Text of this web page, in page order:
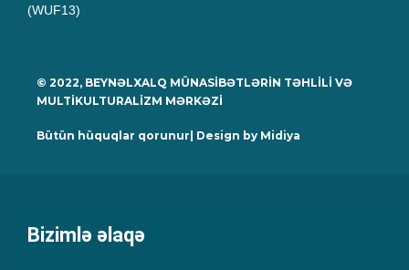
(WUF13)
© 2022, BEYNƏLXALQ MÜNASİBƏTLƏRİN TƏHLİLİ VƏ
MULTİKULTURALİZM MƏRKƏZİ
Bütün hüquqlar qorunur| Design by Midiya
Bizimlə əlaqə